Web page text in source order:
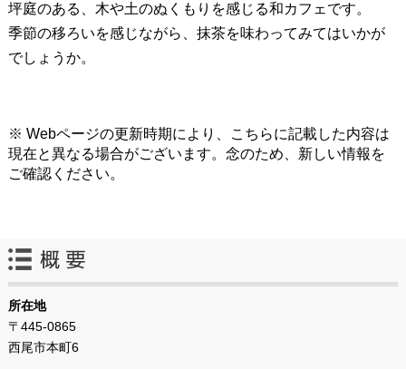
坪庭のある、木や土のぬくもりを感じる和カフェです。
季節の移ろいを感じながら、抹茶を味わってみてはいかが
でしょうか。
※ Webページの更新時期により、こちらに記載した内容は
現在と異なる場合がございます。念のため、新しい情報を
ご確認ください。
所在地
〒445-0865
西尾市本町6